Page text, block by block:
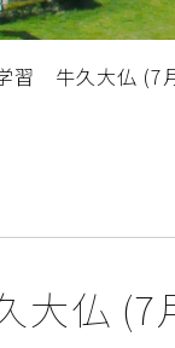
習 牛久大仏 (7
大仏 (7